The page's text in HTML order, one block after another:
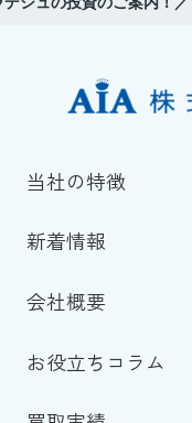
当社の特徴
新着情報
会社概要
お役立ちコラム